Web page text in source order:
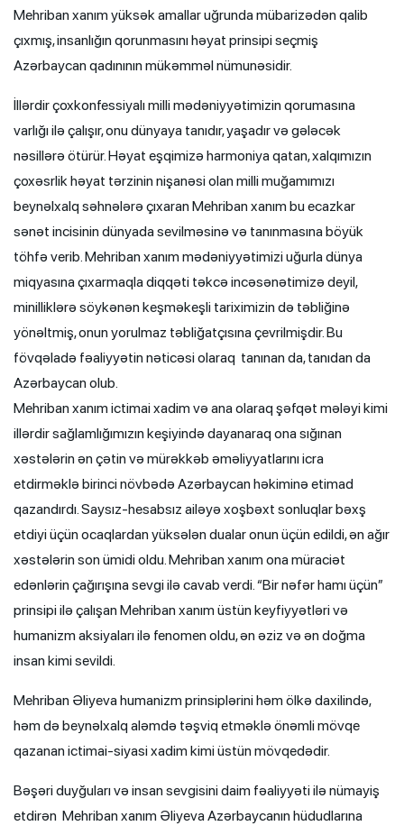
Mehriban xanım yüksək amallar uğrunda mübarizədən qalib
çıxmış, insanlığın qorunmasını həyat prinsipi seçmiş
Azərbaycan qadınının mükəmməl nümunəsidir.
İllərdir çoxkonfessiyalı milli mədəniyyətimizin qorumasına
varlığı ilə çalışır, onu dünyaya tanıdır, yaşadır və gələcək
nəsillərə ötürür. Həyat eşqimizə harmoniya qatan, xalqımızın
çoxəsrlik həyat tərzinin nişanəsi olan milli muğamımızı
beynəlxalq səhnələrə çıxaran Mehriban xanım bu ecazkar
sənət incisinin dünyada sevilməsinə və tanınmasına böyük
töhfə verib. Mehriban xanım mədəniyyətimizi uğurla dünya
miqyasına çıxarmaqla diqqəti təkcə incəsənətimizə deyil,
minilliklərə söykənən keşməkeşli tariximizin də təbliğinə
yönəltmiş, onun yorulmaz təbliğatçısına çevrilmişdir. Bu
fövqəladə fəaliyyətin nəticəsi olaraq tanınan da, tanıdan da
Azərbaycan olub.
Mehriban xanım ictimai xadim və ana olaraq şəfqət mələyi kimi
illərdir sağlamlığımızın keşiyində dayanaraq ona sığınan
xəstələrin ən çətin və mürəkkəb əməliyyatlarını icra
etdirməklə birinci növbədə Azərbaycan həkiminə etimad
qazandırdı. Saysız-hesabsız ailəyə xoşbəxt sonluqlar bəxş
etdiyi üçün ocaqlardan yüksələn dualar onun üçün edildi, ən ağır
xəstələrin son ümidi oldu. Mehriban xanım ona müraciət
edənlərin çağırışına sevgi ilə cavab verdi. “Bir nəfər hamı üçün”
prinsipi ilə çalışan Mehriban xanım üstün keyfiyyətləri və
humanizm aksiyaları ilə fenomen oldu, ən əziz və ən doğma
insan kimi sevildi.
Mehriban Əliyeva humanizm prinsiplərini həm ölkə daxilində,
həm də beynəlxalq aləmdə təşviq etməklə önəmli mövqe
qazanan ictimai-siyasi xadim kimi üstün mövqedədir.
Bəşəri duyğuları və insan sevgisini daim fəaliyyəti ilə nümayiş
etdirən Mehriban xanım Əliyeva Azərbaycanın hüdudlarına